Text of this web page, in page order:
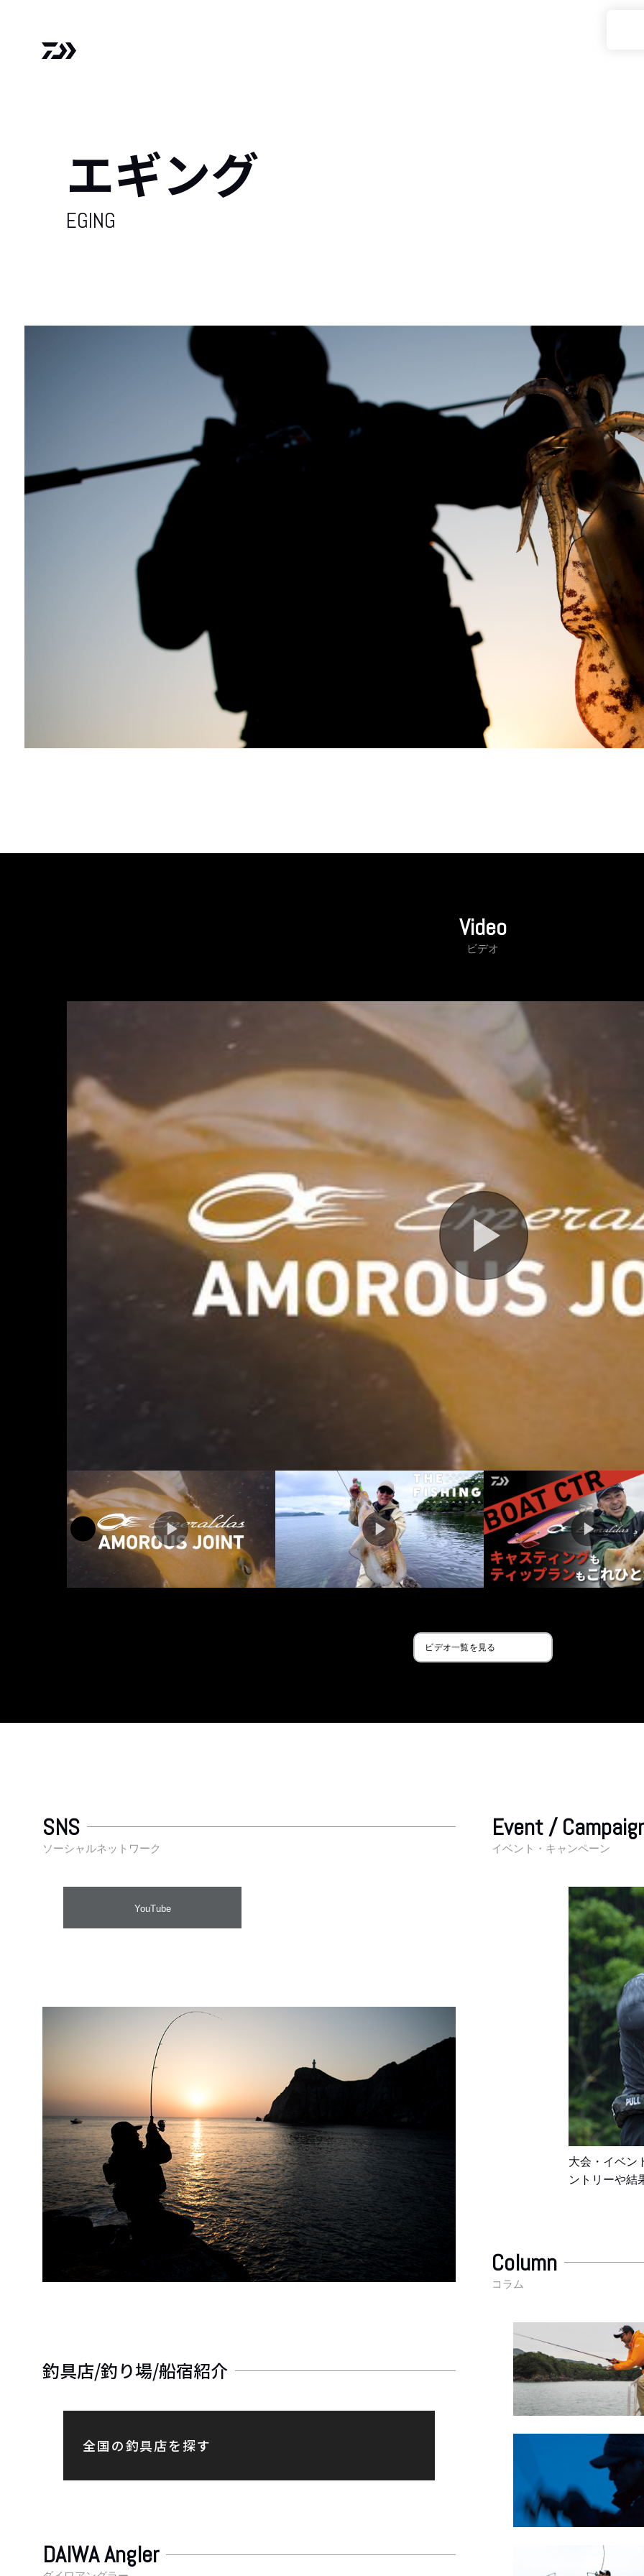
エギング
EGING
Video
ビデオ
ビデオ一覧を見る
SNS
ソーシャルネットワーク
YouTube
Event /
イベント・キャンペーン
大会・イベン
ントリーや結
Column
コラム
釣具店/釣り場/船宿紹介
全国の釣具店を探す
DAIWA Angler